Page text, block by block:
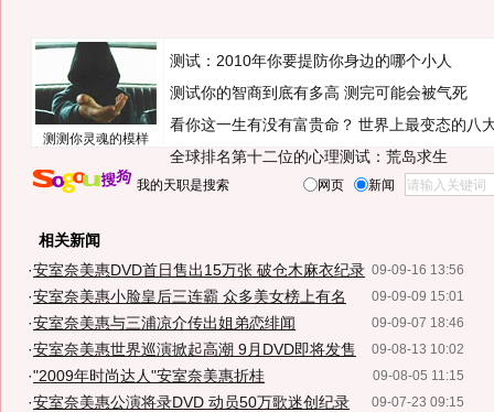
测测你灵魂的模样
测试：2010年你要提防你身边的哪个小人
测试你的智商到底有多高 测完可能会被气死
看你这一生有没有富贵命？ 世界上最变态的八
全球排名第十二位的心理测试：荒岛求生
我的天职是搜索 网页 新闻
相关新闻
09-09-16 13:56
·安室奈美惠DVD首日售出15万张 破仓木麻衣纪录
09-09-09 15:01
·安室奈美惠小脸皇后三连霸 众多美女榜上有名
09-09-07 18:46
·安室奈美惠与三浦凉介传出姐弟恋绯闻
09-08-13 10:02
·安室奈美惠世界巡演掀起高潮 9月DVD即将发售
09-08-05 11:15
·"2009年时尚达人"安室奈美惠折桂
09-07-23 09:15
·安室奈美惠公演将录DVD 动员50万歌迷创纪录